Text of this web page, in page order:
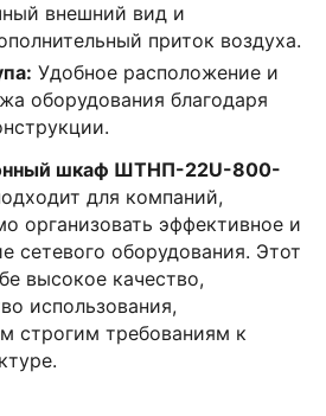
внешний вид и
приток воздуха.
Удобное расположение и
оборудования благодаря
шкаф ШТНП-22U-800-
для компаний,
организовать эффективное и
сетевого оборудования. Этот
высокое качество,
использования,
строгим требованиям к